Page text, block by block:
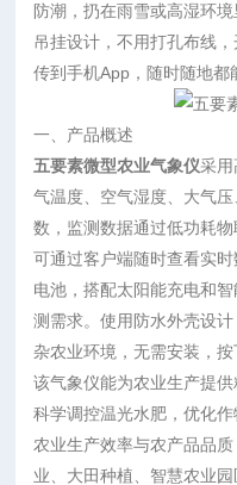
防潮，扔在雨雪或高湿环
吊挂设计，不用打孔布线
传到手机App，随时随地都
一、产品概述
五要素微型农业气象仪采
气温度、空气湿度、大气
数，监测数据通过低功耗
可通过客户端随时查看实
电池，搭配太阳能充电和
测需求。使用防水外壳设
杂农业环境，无需安装，按
该气象仪能为农业生产提
科学调控温光水肥，优化
农业生产效率与农产品品
业、大田种植、智慧农业